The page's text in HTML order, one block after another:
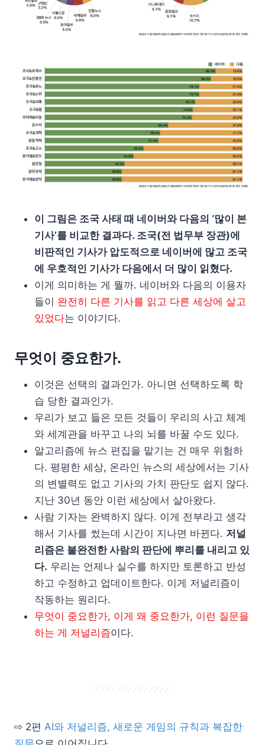
이 그림은 조국 사태 때 네이버와 다음의 ‘많이 본
기사’를 비교한 결과다. 조국(전 법무부 장관)에
비판적인 기사가 압도적으로 네이버에 많고 조국
에 우호적인 기사가 다음에서 더 많이 읽혔다.
이게 의미하는 게 뭘까. 네이버와 다음의 이용자
들이 완전히 다른 기사를 읽고 다른 세상에 살고
있었다는 이야기다.
무엇이 중요한가.
이것은 선택의 결과인가. 아니면 선택하도록 학
습 당한 결과인가.
우리가 보고 들은 모든 것들이 우리의 사고 체계
와 세계관을 바꾸고 나의 뇌를 바꿀 수도 있다.
알고리즘에 뉴스 편집을 맡기는 건 매우 위험하
다. 평평한 세상, 온라인 뉴스의 세상에서는 기사
의 변별력도 없고 기사의 가치 판단도 쉽지 않다.
지난 30년 동안 이런 세상에서 살아왔다.
사람 기자는 완벽하지 않다. 이게 전부라고 생각
해서 기사를 썼는데 시간이 지나면 바뀐다. 저널
리즘은 불완전한 사람의 판단에 뿌리를 내리고 있
다. 우리는 언제나 실수를 하지만 토론하고 반성
하고 수정하고 업데이트한다. 이게 저널리즘이
작동하는 원리다.
무엇이 중요한가, 이게 왜 중요한가, 이런 질문을
하는 게 저널리즘이다.
⇨ 2편 AI와 저널리즘, 새로운 게임의 규칙과 복잡한